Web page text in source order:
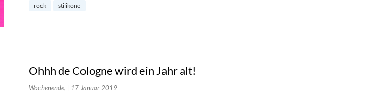
rock
stilikone
Ohhh de Cologne wird ein Jahr alt!
Wochenende, | 17 Januar 2019